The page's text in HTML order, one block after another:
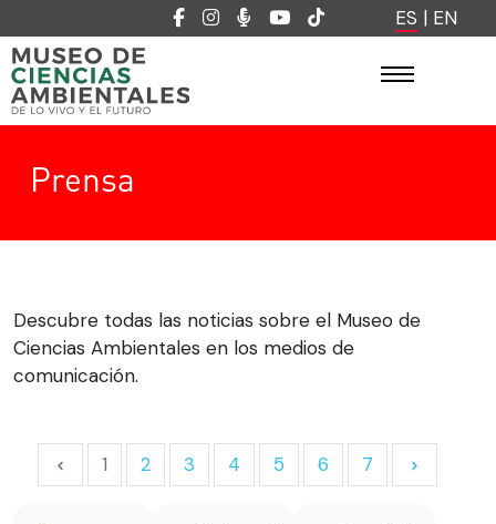
ES | EN
Prensa
Descubre todas las noticias sobre el Museo de
Ciencias Ambientales en los medios de
comunicación.
1 2 3 4 5 6 7